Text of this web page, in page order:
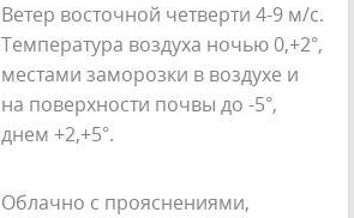
Ветер восточной четверти 4-9 м/с.
Температура воздуха ночью 0,+2°,
местами заморозки в воздухе и
на поверхности почвы до -5°,
днем +2,+5°.
Облачно с прояснениями,